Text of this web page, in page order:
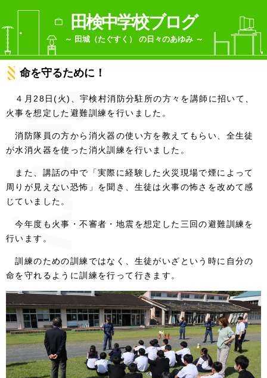
田検中学校ブログ
～ 田城（たぐすく） の日々のあゆみ ～
命を守るために！
４月28日(火)、宇検村消防分駐所の方々を講師に招いて、
火事を想定した避難訓練を行いました。
消防隊員の方から消火器の使い方を教えてもらい、全生徒
が水消火器を使った消火訓練を行いました。
また、講話の中で「実際に経験した火災現場で煙によって
周りが見えない恐怖」を聞き、生徒は火事の怖さを改めて感
じていました。
今年度も火事・不審者・地震を想定した三回の避難訓練を
行います。
訓練のための訓練ではなく、生徒がいざという時に自分の
命を守れるように訓練を行って行きます。